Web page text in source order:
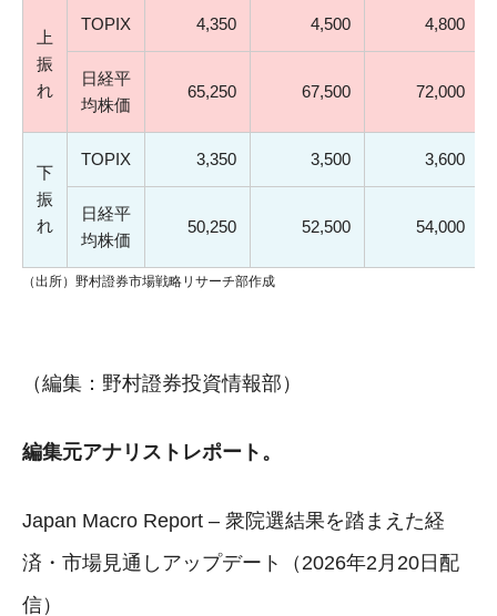
上
振
れ
TOPIX 4,350 4,500 4,800
日経平
均株価
65,250 67,500 72,000
下
振
れ
TOPIX 3,350 3,500 3,600
日経平
均株価
50,250 52,500 54,000
（出所）野村證券市場戦略リサーチ部作成
（編集：野村證券投資情報部）
編集元アナリストレポート。
Japan Macro Report – 衆院選結果を踏まえた経
済・市場見通しアップデート（2026年2月20日配
信）